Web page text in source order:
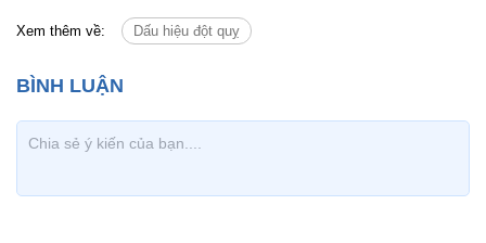
Xem thêm về: Dấu hiệu đột quỵ